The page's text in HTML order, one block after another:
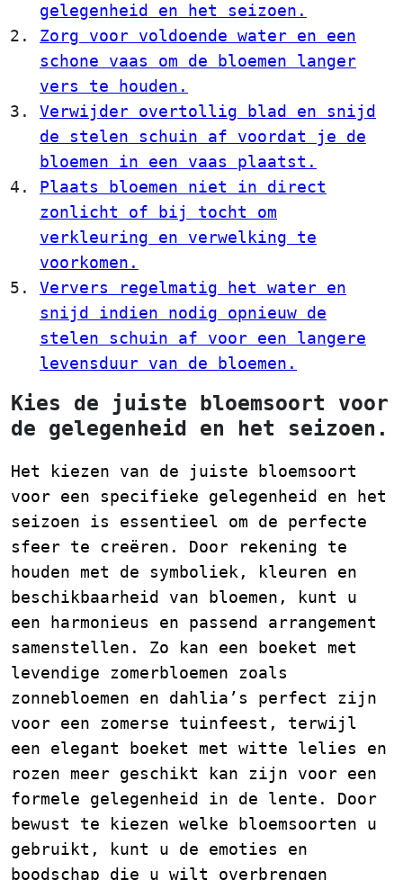
gelegenheid en het seizoen.
Zorg voor voldoende water en een
schone vaas om de bloemen langer
vers te houden.
Verwijder overtollig blad en snijd
de stelen schuin af voordat je de
bloemen in een vaas plaatst.
Plaats bloemen niet in direct
zonlicht of bij tocht om
verkleuring en verwelking te
voorkomen.
Ververs regelmatig het water en
snijd indien nodig opnieuw de
stelen schuin af voor een langere
levensduur van de bloemen.
Kies de juiste bloemsoort voor
de gelegenheid en het seizoen.
Het kiezen van de juiste bloemsoort
voor een specifieke gelegenheid en het
seizoen is essentieel om de perfecte
sfeer te creëren. Door rekening te
houden met de symboliek, kleuren en
beschikbaarheid van bloemen, kunt u
een harmonieus en passend arrangement
samenstellen. Zo kan een boeket met
levendige zomerbloemen zoals
zonnebloemen en dahlia’s perfect zijn
voor een zomerse tuinfeest, terwijl
een elegant boeket met witte lelies en
rozen meer geschikt kan zijn voor een
formele gelegenheid in de lente. Door
bewust te kiezen welke bloemsoorten u
gebruikt, kunt u de emoties en
boodschap die u wilt overbrengen